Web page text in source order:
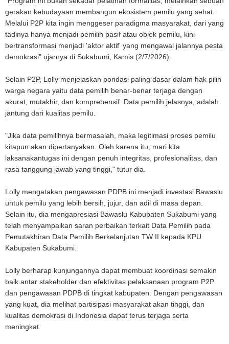
gerakan kebudayaan membangun ekosistem pemilu yang sehat.
Melalui P2P kita ingin menggeser paradigma masyarakat, dari yang
tadinya hanya menjadi pemilih pasif atau objek pemilu, kini
bertransformasi menjadi 'aktor aktif' yang mengawal jalannya pesta
demokrasi" ujarnya di Sukabumi, Kamis (2/7/2026).
Selain P2P, Lolly menjelaskan pondasi paling dasar dalam hak pilih
warga negara yaitu data pemilih benar-benar terjaga dengan
akurat, mutakhir, dan komprehensif. Data pemilih jelasnya, adalah
jantung dari kualitas pemilu.
"Jika data pemilihnya bermasalah, maka legitimasi proses pemilu
kitapun akan dipertanyakan. Oleh karena itu, mari kita
laksanakantugas ini dengan penuh integritas, profesionalitas, dan
rasa tanggung jawab yang tinggi," tutur dia.
Lolly mengatakan pengawasan PDPB ini menjadi investasi Bawaslu
untuk pemilu yang lebih bersih, jujur, dan adil di masa depan.
Selain itu, dia mengapresiasi Bawaslu Kabupaten Sukabumi yang
telah menyampaikan saran perbaikan terkait Data Pemilih pada
Pemutakhiran Data Pemilih Berkelanjutan TW II kepada KPU
Kabupaten Sukabumi.
Lolly berharap kunjungannya dapat membuat koordinasi semakin
baik antar stakeholder dan efektivitas pelaksanaan program P2P
dan pengawasan PDPB di tingkat kabupaten. Dengan pengawasan
yang kuat, dia melihat partisipasi masyarakat akan tinggi, dan
kualitas demokrasi di Indonesia dapat terus terjaga serta
meningkat.